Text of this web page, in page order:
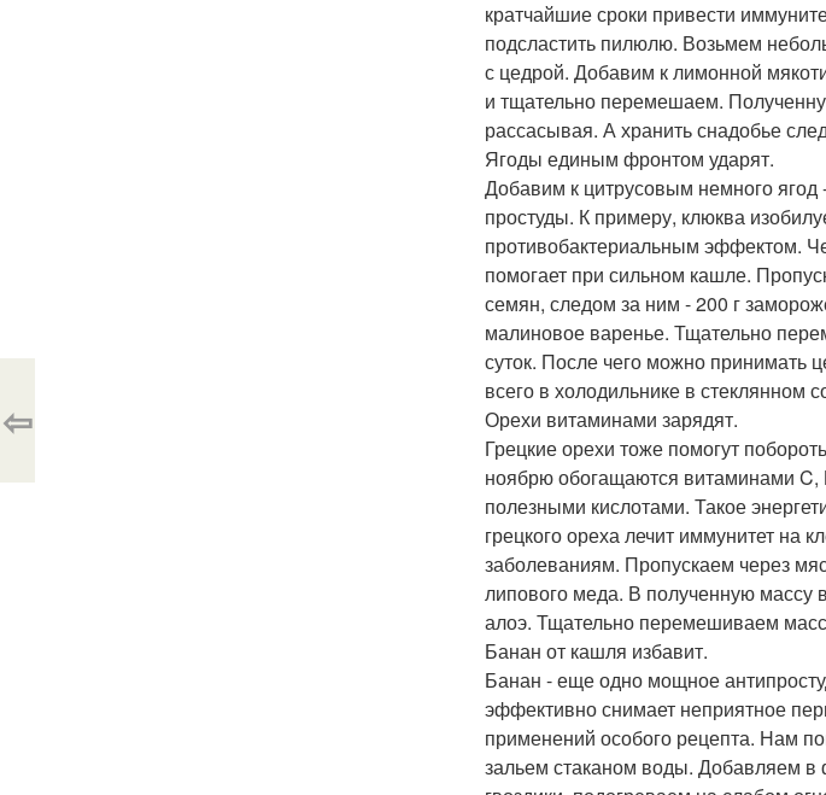
кратчайшие сроки привести
подсластить пилюлю. Возьмем
с цедрой. Добавим к лимонной
и тщательно перемешаем.
рассасывая. А хранить снадобье
Ягоды единым фронтом ударят.
Добавим к цитрусовым немного
простуды. К примеру, клюква
противобактериальным эффектом.
помогает при сильном кашле.
семян, следом за ним - 200 г
малиновое варенье. Тщательно
суток. После чего можно принимать
всего в холодильнике в стеклянном
Орехи витаминами зарядят.
Грецкие орехи тоже помогут
ноябрю обогащаются витаминами C,
полезными кислотами. Такое
грецкого ореха лечит иммунитет на
заболеваниям. Пропускаем через
липового меда. В полученную массу
алоэ. Тщательно перемешиваем
Банан от кашля избавит.
Банан - еще одно мощное
эффективно снимает неприятное
применений особого рецепта. Нам
зальем стаканом воды. Добавляем в
⇦